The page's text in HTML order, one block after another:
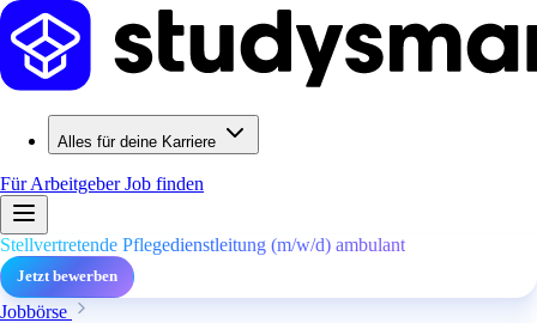
Alles für deine Karriere
Für ArbeitgeberJob finden
Stellvertretende Pflegedienstleitung (m/w/d) ambulant
Jetzt bewerben
Jobbörse